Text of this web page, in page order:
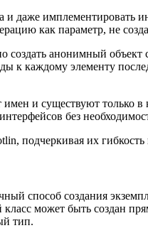
даже
как параметр, не
создать анонимный
к каждому элементу
и существуют только в
без
подчеркивая их
способ создания
может быть создан
тип.